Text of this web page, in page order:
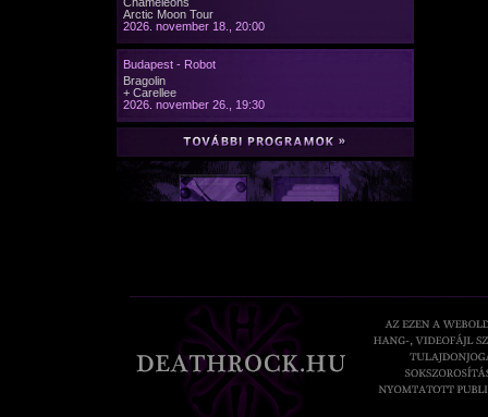
Arctic Moon Tour
2026. november 18., 20:00
Budapest - Robot
Bragolin
+ Carellee
2026. november 26., 19:30